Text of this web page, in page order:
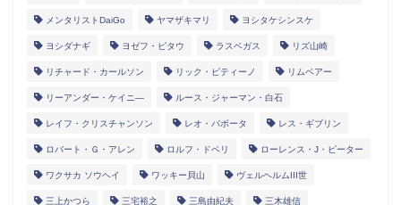
メンタリストDaiGo ヤマザキマリ ヨシタケシンスケ
ヨシダナギ ヨゼフ・ピタウ ラスベガス リズ山崎
リチャード・カールソン リック・ピティーノ リムベアー
リーアンダー・ケイニ― ルース・ジャーマン・白石
レイフ・クリスチャンソン レオ・バボータ レス・ギブリン
ロバート・Ｇ・アレン ロルフ・ドベリ ローレンス・J・ピーター
ワクサカ ソウヘイ ワッキー貝山 ヴェルヘルムIII世
三上かつら 三宅裕之 三島由紀夫 三木雄信